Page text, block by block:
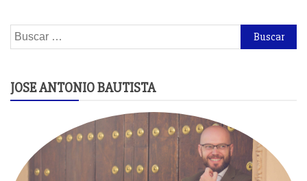
Buscar:
JOSE ANTONIO BAUTISTA